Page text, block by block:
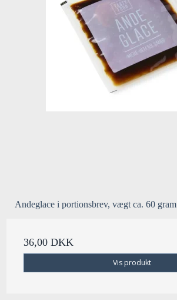
Andeglace i portionsbrev, vægt ca. 60 gram
36,00 DKK
Vis produkt